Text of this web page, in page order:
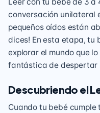
conversación unilateral
pequeños oídos están
dices! En esta etapa, tu
explorar el mundo que
fantástica de despertar
Descubriendo el
Cuando tu bebé cumple